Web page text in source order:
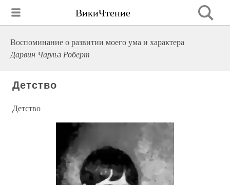
ВикиЧтение
Воспоминание о развитии моего ума и характера
Дарвин Чарльз Роберт
Детство
Детство